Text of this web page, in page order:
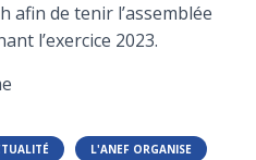
afin de tenir l’assemblée
l’exercice 2023.
L'ANEF ORGANISE